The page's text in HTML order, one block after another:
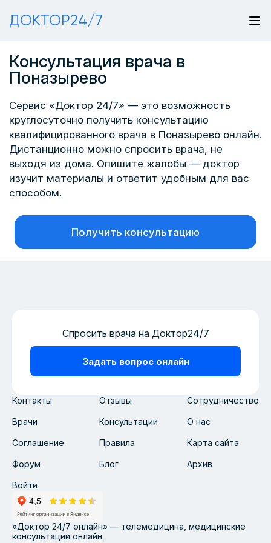
ДОКТОР24/7
Консультация врача в
Поназырево
Сервис «Доктор 24/7» — это возможность
круглосуточно получить консультацию
квалифицированного врача в Поназырево онлайн.
Дистанционно можно спросить врача, не
выходя из дома. Опишите жалобы — доктор
изучит материалы и ответит удобным для вас
способом.
Получить консультацию
Контакты Отзывы Сотрудничество
Врачи Консультации О нас
Соглашение Правила Карта сайта
Форум Блог Архив
Войти
Спросить врача на Доктор24/7
Задать вопрос онлайн
«Доктор 24/7 онлайн» — телемедицина, медицинские
консультации онлайн.